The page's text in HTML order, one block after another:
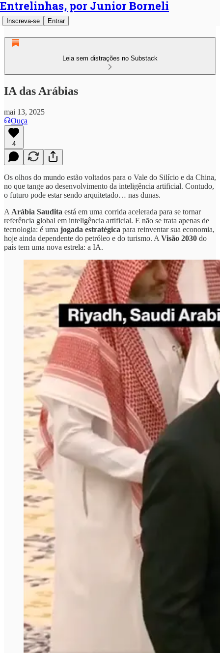
Entrelinhas, por Junior Borneli
Inscreva-se Entrar
Leia sem distrações no Substack
IA das Arábias
mai 13, 2025
Ouça
4
Os olhos do mundo estão voltados para o Vale do Silício e da China,
no que tange ao desenvolvimento da inteligência artificial. Contudo,
o futuro pode estar sendo arquitetado… nas dunas.
A Arábia Saudita está em uma corrida acelerada para se tornar
referência global em inteligência artificial. E não se trata apenas de
tecnologia: é uma jogada estratégica para reinventar sua economia,
hoje ainda dependente do petróleo e do turismo. A Visão 2030 do
país tem uma nova estrela: a IA.